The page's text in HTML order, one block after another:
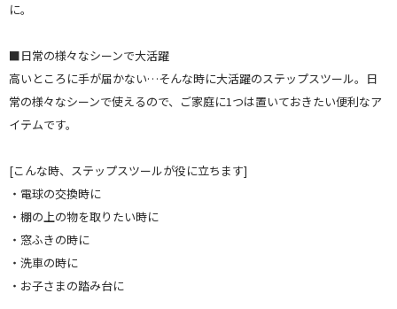
に。
■日常の様々なシーンで大活躍
高いところに手が届かない…そんな時に大活躍のステップスツール。日
常の様々なシーンで使えるので、ご家庭に1つは置いておきたい便利なア
イテムです。
[こんな時、ステップスツールが役に立ちます]
・電球の交換時に
・棚の上の物を取りたい時に
・窓ふきの時に
・洗車の時に
・お子さまの踏み台に